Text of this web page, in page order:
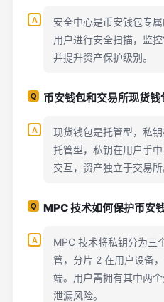
安全中心是币安钱包专
用户进行安全扫描，监
并提升资产保护级别。
币安钱包和交易所现货钱
现货钱包是托管型，私
托管型，私钥在用户手
交互，资产独立于交易所
MPC 技术如何保护币安
MPC 技术将私钥分为三
管，分片 2 在用户设备
端。用户需拥有其中两
泄漏风险。